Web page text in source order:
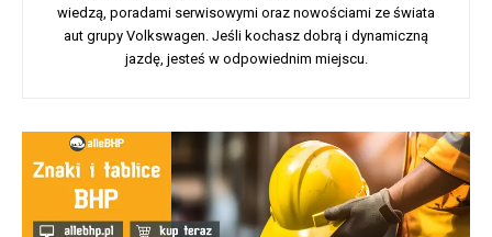
wiedzą, poradami serwisowymi oraz nowościami ze świata
aut grupy Volkswagen. Jeśli kochasz dobrą i dynamiczną
jazdę, jesteś w odpowiednim miejscu.